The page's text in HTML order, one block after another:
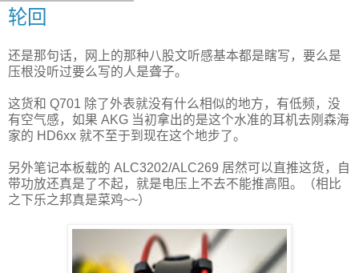
轮回
还是那句话，网上的那种八股文听感基本都是瞎写，要么是
压根没听过要么写的人是聋子。
这货和 Q701 除了外表就没有什么相似的地方，有低频，没
有空气感，如果 AKG 当初拿出的是这个水准的耳机去刚森海
家的 HD6xx 就不至于到现在这个地步了。
另外笔记本板载的 ALC3202/ALC269 居然可以直推这货，自
带功放还真是了不起，就是电压上不去不能推高阻。（相比
之下乐之邦真是菜鸡~~）